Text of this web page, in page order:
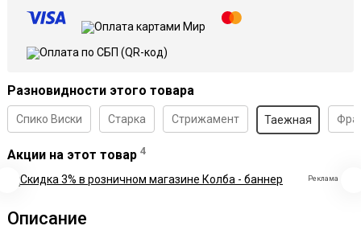
Разновидности этого товара
Спико Виски Старка Стрижамент Таежная
Акции на этот товар 4
Реклама
Описание